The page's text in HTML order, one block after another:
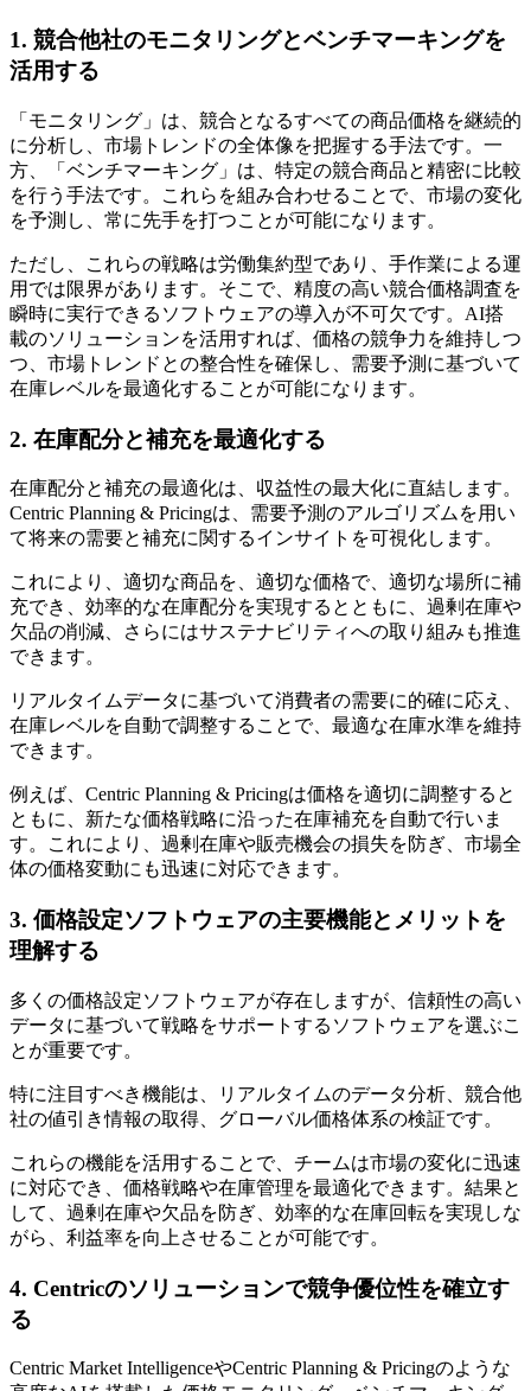
1. 競合他社のモニタリングとベンチマーキングを
活用する
「モニタリング」は、競合となるすべての商品価格を継続的
に分析し、市場トレンドの全体像を把握する手法です。一
方、「ベンチマーキング」は、特定の競合商品と精密に比較
を行う手法です。これらを組み合わせることで、市場の変化
を予測し、常に先手を打つことが可能になります。
ただし、これらの戦略は労働集約型であり、手作業による運
用では限界があります。そこで、精度の高い競合価格調査を
瞬時に実行できるソフトウェアの導入が不可欠です。AI搭
載のソリューションを活用すれば、価格の競争力を維持しつ
つ、市場トレンドとの整合性を確保し、需要予測に基づいて
在庫レベルを最適化することが可能になります。
2. 在庫配分と補充を最適化する
在庫配分と補充の最適化は、収益性の最大化に直結します。
Centric Planning & Pricingは、需要予測のアルゴリズムを用い
て将来の需要と補充に関するインサイトを可視化します。
これにより、適切な商品を、適切な価格で、適切な場所に補
充でき、効率的な在庫配分を実現するとともに、過剰在庫や
欠品の削減、さらにはサステナビリティへの取り組みも推進
できます。
リアルタイムデータに基づいて消費者の需要に的確に応え、
在庫レベルを自動で調整することで、最適な在庫水準を維持
できます。
例えば、Centric Planning & Pricingは価格を適切に調整すると
ともに、新たな価格戦略に沿った在庫補充を自動で行いま
す。これにより、過剰在庫や販売機会の損失を防ぎ、市場全
体の価格変動にも迅速に対応できます。
3. 価格設定ソフトウェアの主要機能とメリットを
理解する
多くの価格設定ソフトウェアが存在しますが、信頼性の高い
データに基づいて戦略をサポートするソフトウェアを選ぶこ
とが重要です。
特に注目すべき機能は、リアルタイムのデータ分析、競合他
社の値引き情報の取得、グローバル価格体系の検証です。
これらの機能を活用することで、チームは市場の変化に迅速
に対応でき、価格戦略や在庫管理を最適化できます。結果と
して、過剰在庫や欠品を防ぎ、効率的な在庫回転を実現しな
がら、利益率を向上させることが可能です。
4. Centricのソリューションで競争優位性を確立す
る
Centric Market IntelligenceやCentric Planning & Pricingのような